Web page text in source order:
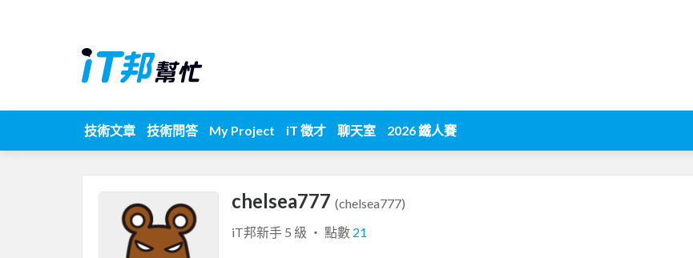
技術文章 技術問答 My Project iT 徵才 聊天室 2026 鐵人賽
chelsea777 (chelsea777)
iT邦新手 5 級 ‧ 點數 21